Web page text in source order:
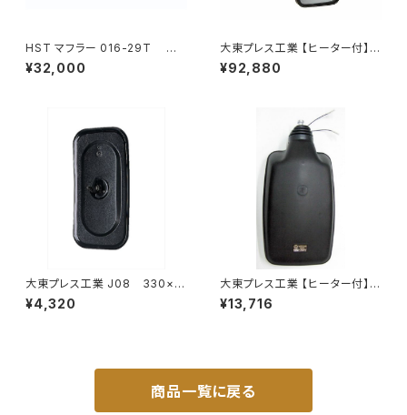
HST マフラー 016-29T コ
モ JVR2E26 イスズ 本体オー
ルステンレス 車検対応 純正同
¥32,000
大東プレス工業 【ヒーター付】
ハイウェイミラー リモコン+ヒー
ター付 DI-6121CXE
¥92,880
大東プレス工業 J08 330×1
70 サイドミラー/バックミラー
L012 黒 DI-7B
¥4,320
大東プレス工業 【ヒーター付】
ハイウェイミラー R1000 326×
206 リモコン無 ヒーター付 DI-
¥13,716
商品一覧に戻る